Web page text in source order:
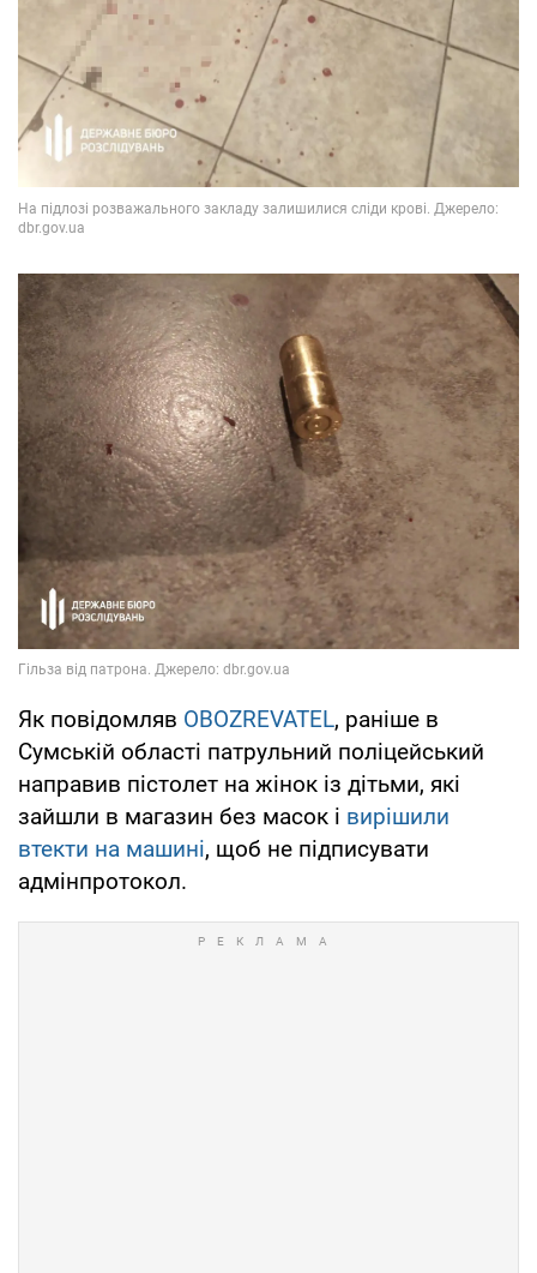
Як повідомляв OBOZREVATEL, раніше в
Сумській області патрульний поліцейський
направив пістолет на жінок із дітьми, які
зайшли в магазин без масок і вирішили
втекти на машині, щоб не підписувати
адмінпротокол.